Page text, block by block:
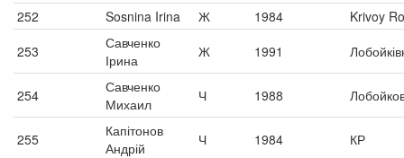
252
Sosnina Irina Ж 1984
Krivoy
253
Савченко
Ірина
Ж 1991
254
Савченко
Михаил
Ч 1988
255
Капітонов
Андрій
Ч 1984 КР